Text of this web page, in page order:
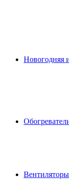
Новогодняя
Вентиляторы